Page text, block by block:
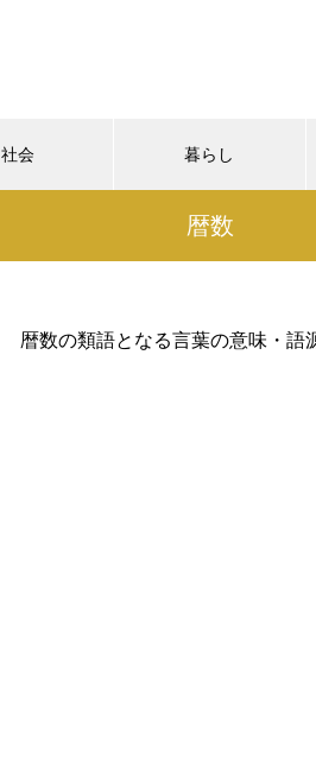
社会 暮らし
暦数
暦数の類語となる言葉の意味・語